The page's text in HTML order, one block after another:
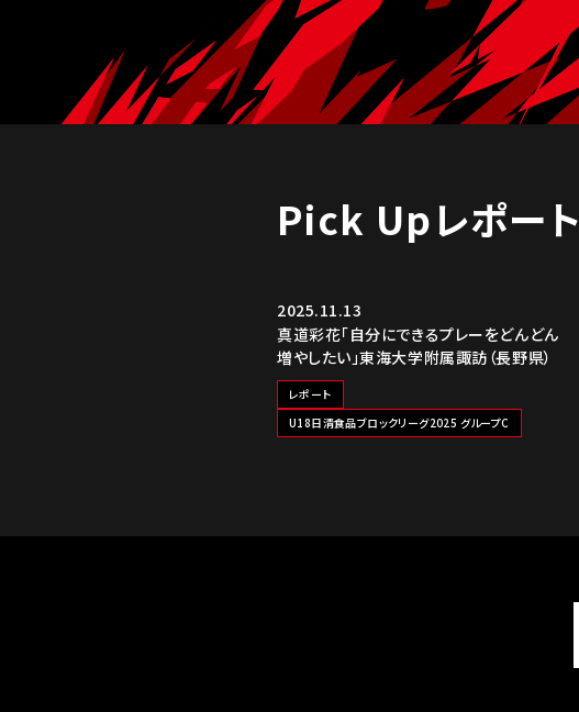
Pick Upレポート
2025.11.13
真道彩花「自分にできるプレーをどんどん
増やしたい」東海大学附属諏訪（長野県）
レポート
U18日清食品ブロックリーグ2025 グループC